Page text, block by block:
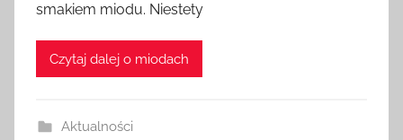
smakiem miodu. Niestety
Czytaj dalej o miodach
Aktualności